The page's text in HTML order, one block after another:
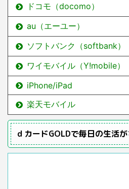
ドコモ（docomo）
au（エーユー）
ソフトバンク（softbank）
ワイモバイル（Y!mobile）
iPhone/iPad
楽天モバイル
ｄカードGOLDで毎日の生活